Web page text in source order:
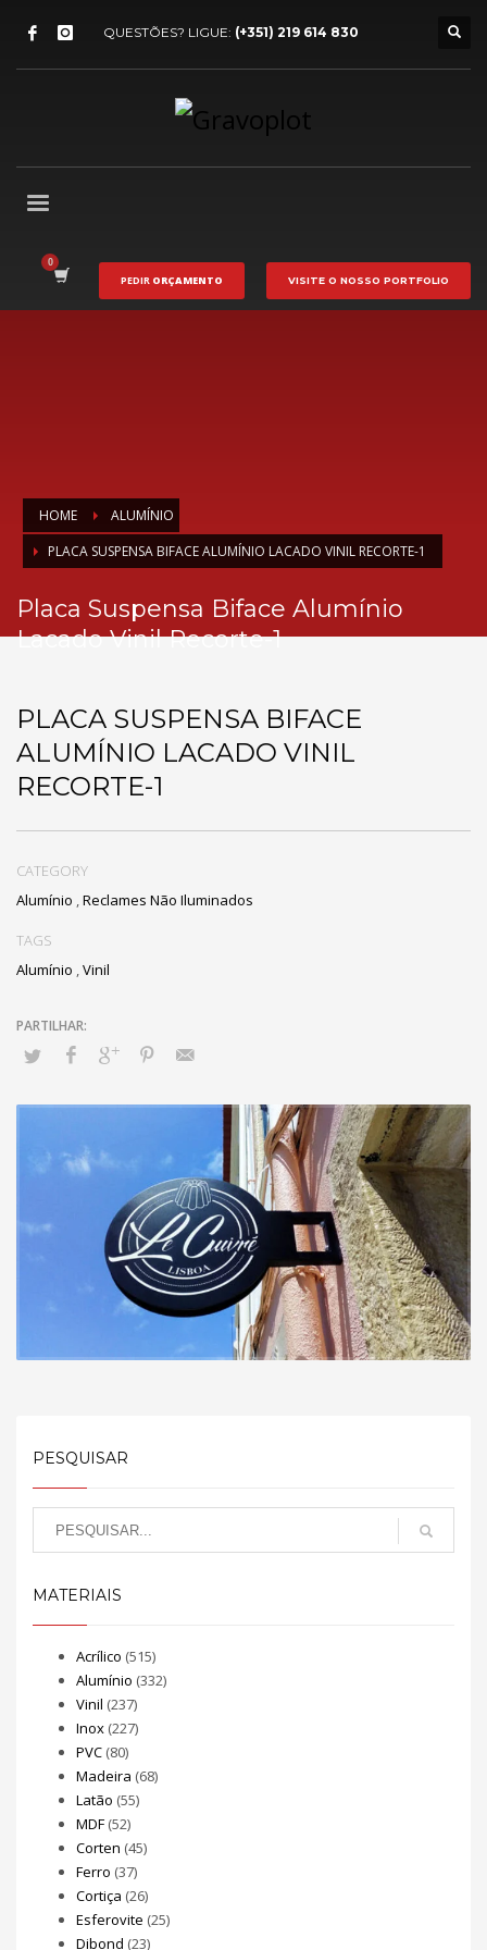
QUESTÕES? LIGUE: (+351) 219 614 830
PEDIR ORÇAMENTO VISITE O NOSSO PORTFOLIO
HOME
ALUMÍNIO
PLACA SUSPENSA BIFACE ALUMÍNIO LACADO VINIL RECORTE-1
Placa Suspensa Biface Alumínio
Lacado Vinil Recorte-1
PLACA SUSPENSA BIFACE
ALUMÍNIO LACADO VINIL
RECORTE-1
CATEGORY
Alumínio ,Reclames Não Iluminados
TAGS
Alumínio ,Vinil
PESQUISAR
MATERIAIS
Acrílico (515)
Alumínio (332)
Vinil (237)
Inox (227)
PVC (80)
Madeira (68)
Latão (55)
MDF (52)
Corten (45)
Ferro (37)
Cortiça (26)
Esferovite (25)
Dibond (23)